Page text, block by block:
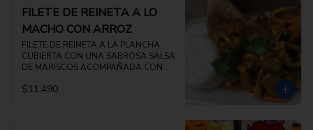
FILETE DE REINETA A LO
MACHO CON ARROZ
FILETE DE REINETA A LA PLANCHA
CUBIERTA CON UNA SABROSA SALSA
DE MARISCOS ACOMPAÑADA CON
$11.490